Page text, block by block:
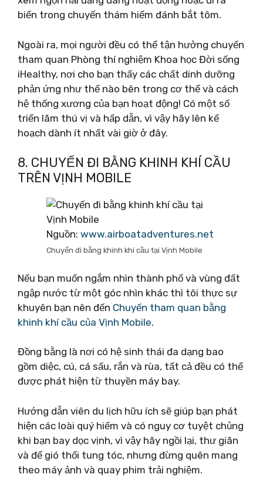
biển trong chuyến thám hiểm đánh bắt tôm.
Ngoài ra, mọi người đều có thể tận hưởng chuyến
tham quan Phòng thí nghiệm Khoa học Đời sống
iHealthy, nơi cho bạn thấy các chất dinh dưỡng
phản ứng như thế nào bên trong cơ thể và cách
hệ thống xương của bạn hoạt động! Có một số
triển lãm thú vị và hấp dẫn, vì vậy hãy lên kế
hoạch dành ít nhất vài giờ ở đây.
8. CHUYẾN ĐI BẰNG KHINH KHÍ CẦU
TRÊN VỊNH MOBILE
Nguồn: www.airboatadventures.net
Chuyến đi bằng khinh khí cầu tại Vịnh Mobile
Nếu bạn muốn ngắm nhìn thành phố và vùng đất
ngập nước từ một góc nhìn khác thì tôi thực sự
khuyên bạn nên đến Chuyến tham quan bằng
khinh khí cầu của Vịnh Mobile.
Đồng bằng là nơi có hệ sinh thái đa dạng bao
gồm diệc, cú, cá sấu, rắn và rùa, tất cả đều có thể
được phát hiện từ thuyền máy bay.
Hướng dẫn viên du lịch hữu ích sẽ giúp bạn phát
hiện các loài quý hiếm và có nguy cơ tuyệt chủng
khi bạn bay dọc vịnh, vì vậy hãy ngồi lại, thư giãn
và để gió thổi tung tóc, nhưng đừng quên mang
theo máy ảnh và quay phim trải nghiệm.